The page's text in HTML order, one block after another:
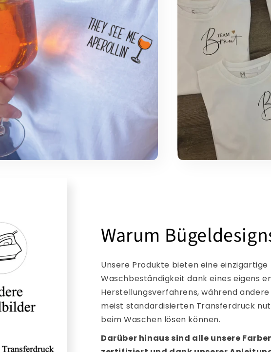
Warum
Unsere Produkte bieten eine einzigartige
Waschbeständigkeit dank eines eigens
Herstellungsverfahrens, während
meist standardisierten Transferdruck
beim Waschen lösen können.
Darüber hinaus sind alle unsere